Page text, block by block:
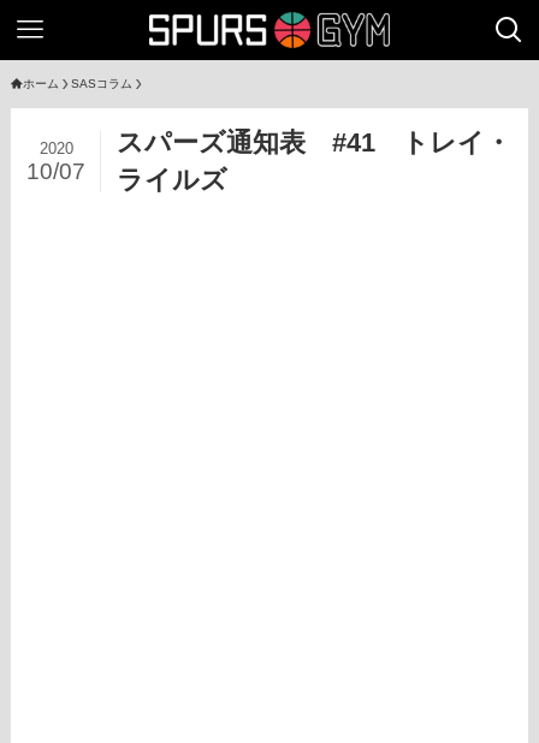
ホーム SASコラム
スパーズ通知表 #41 トレイ・
ライルズ
2020
10/07